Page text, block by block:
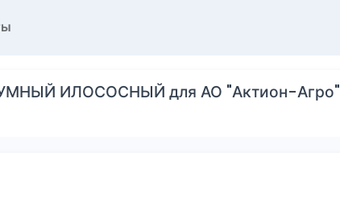
ИЛОСОСНЫЙ для АО "Актион-Агро"